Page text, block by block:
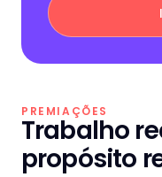
PREMIAÇÕES
Trabalho
propósito